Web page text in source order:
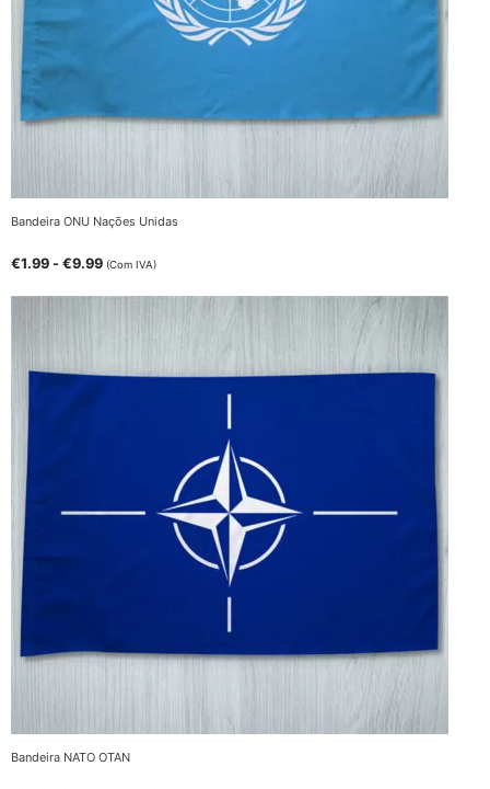
Bandeira ONU Nações Unidas
€1.99 - €9.99 (Com IVA)
Bandeira NATO OTAN